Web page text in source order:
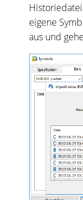
eigene
aus und